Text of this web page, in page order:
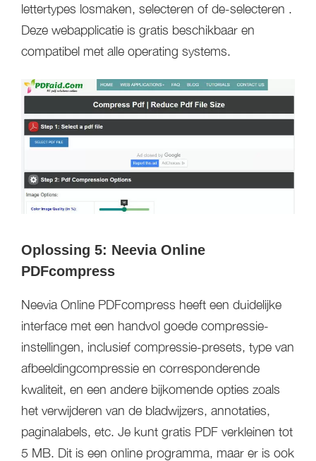
lettertypes losmaken, selecteren of de-selecteren .
Deze webapplicatie is gratis beschikbaar en
compatibel met alle operating systems.
Oplossing 5: Neevia Online
PDFcompress
Neevia Online PDFcompress heeft een duidelijke
interface met een handvol goede compressie-
instellingen, inclusief compressie-presets, type van
afbeeldingcompressie en corresponderende
kwaliteit, en een andere bijkomende opties zoals
het verwijderen van de bladwijzers, annotaties,
paginalabels, etc. Je kunt gratis PDF verkleinen tot
5 MB. Dit is een online programma, maar er is ook